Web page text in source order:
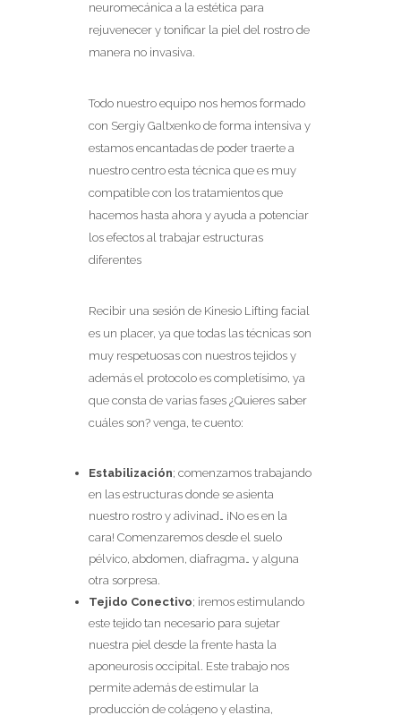
neuromecánica a la estética para
rejuvenecer y tonificar la piel del rostro de
manera no invasiva.
Todo nuestro equipo nos hemos formado
con Sergiy Galtxenko de forma intensiva y
estamos encantadas de poder traerte a
nuestro centro esta técnica que es muy
compatible con los tratamientos que
hacemos hasta ahora y ayuda a potenciar
los efectos al trabajar estructuras
diferentes
Recibir una sesión de Kinesio Lifting facial
es un placer, ya que todas las técnicas son
muy respetuosas con nuestros tejidos y
además el protocolo es completísimo, ya
que consta de varias fases ¿Quieres saber
cuáles son? venga, te cuento:
Estabilización; comenzamos trabajando
en las estructuras donde se asienta
nuestro rostro y adivinad… ¡No es en la
cara! Comenzaremos desde el suelo
pélvico, abdomen, diafragma… y alguna
otra sorpresa.
Tejido Conectivo; iremos estimulando
este tejido tan necesario para sujetar
nuestra piel desde la frente hasta la
aponeurosis occipital. Este trabajo nos
permite además de estimular la
producción de colágeno y elastina,